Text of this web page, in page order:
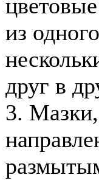
из
друг в
3.